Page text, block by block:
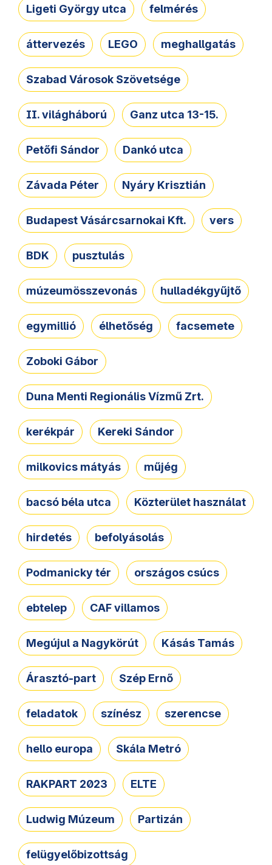
Ligeti György utca felmérés
áttervezés LEGO meghallgatás
Szabad Városok Szövetsége
II. világháború Ganz utca 13-15.
Petőfi Sándor Dankó utca
Závada Péter Nyáry Krisztián
Budapest Vásárcsarnokai Kft. vers
BDK pusztulás
múzeumösszevonás hulladékgyűjtő
egymillió élhetőség facsemete
Zoboki Gábor
Duna Menti Regionális Vízmű Zrt.
kerékpár Kereki Sándor
milkovics mátyás műjég
bacsó béla utca Közterület használat
hirdetés befolyásolás
Podmanicky tér országos csúcs
ebtelep CAF villamos
Megújul a Nagykörút Kásás Tamás
Árasztó-part Szép Ernő
feladatok színész szerencse
hello europa Skála Metró
RAKPART 2023 ELTE
Ludwig Múzeum Partizán
felügyelőbizottság